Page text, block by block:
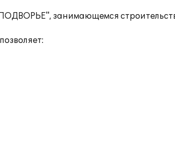
занимающемся